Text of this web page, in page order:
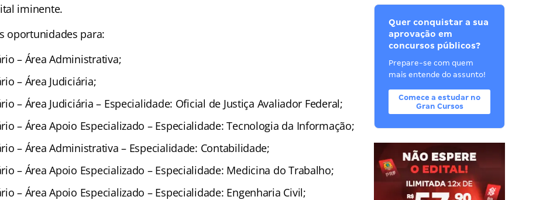
iminente.
oportunidades para:
– Área Administrativa;
– Área Judiciária;
– Área Judiciária – Especialidade: Oficial de Justiça Avaliador Federal;
– Área Apoio Especializado – Especialidade: Tecnologia da Informação;
– Área Administrativa – Especialidade: Contabilidade;
– Área Apoio Especializado – Especialidade: Medicina do Trabalho;
– Área Apoio Especializado – Especialidade: Engenharia Civil;
Quer conquistar a sua
aprovação em
concursos públicos?
Prepare-se com quem
mais entende do assunto!
Comece a estudar no
Gran Cursos